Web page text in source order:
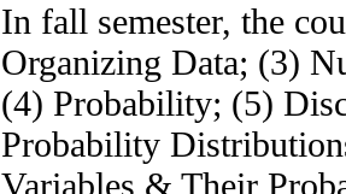
In fall semester, the
Organizing Data; (3)
(4) Probability; (5)
Probability
Variables & Their